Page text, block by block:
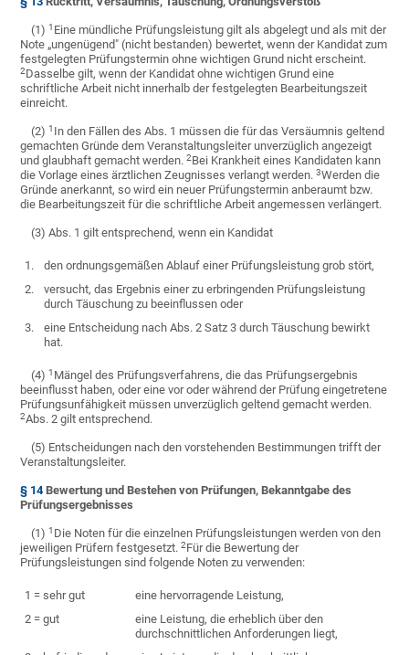
(1)1 Eine mündliche Prüfungsleistung gilt als abgelegt und als mit der
Note „ungenügend" (nicht bestanden) bewertet, wenn der Kandidat zum
festgelegten Prüfungstermin ohne wichtigen Grund nicht erscheint.
2Dasselbe gilt, wenn der Kandidat ohne wichtigen Grund eine
schriftliche Arbeit nicht innerhalb der festgelegten Bearbeitungszeit
einreicht.
(2)1 In den Fällen des Abs. 1 müssen die für das Versäumnis geltend
gemachten Gründe dem Veranstaltungsleiter unverzüglich angezeigt
und glaubhaft gemacht werden.2Bei Krankheit eines Kandidaten kann
die Vorlage eines ärztlichen Zeugnisses verlangt werden.3Werden die
Gründe anerkannt, so wird ein neuer Prüfungstermin anberaumt bzw.
die Bearbeitungszeit für die schriftliche Arbeit angemessen verlängert.
(3) Abs. 1 gilt entsprechend, wenn ein Kandidat
1.
den ordnungsgemäßen Ablauf einer Prüfungsleistung grob stört,
2.
versucht, das Ergebnis einer zu erbringenden Prüfungsleistung
durch Täuschung zu beeinflussen oder
3.
eine Entscheidung nach Abs. 2 Satz 3 durch Täuschung bewirkt
hat.
(4)1 Mängel des Prüfungsverfahrens, die das Prüfungsergebnis
beeinflusst haben, oder eine vor oder während der Prüfung eingetretene
Prüfungsunfähigkeit müssen unverzüglich geltend gemacht werden.
2Abs. 2 gilt entsprechend.
(5) Entscheidungen nach den vorstehenden Bestimmungen trifft der
Veranstaltungsleiter.
§ 14Bewertung und Bestehen von Prüfungen, Bekanntgabe des
Prüfungsergebnisses
(1)1 Die Noten für die einzelnen Prüfungsleistungen werden von den
jeweiligen Prüfern festgesetzt.2Für die Bewertung der
Prüfungsleistungen sind folgende Noten zu verwenden:
1 = sehr gut
eine hervorragende Leistung,
2 = gut
eine Leistung, die erheblich über den
durchschnittlichen Anforderungen liegt,